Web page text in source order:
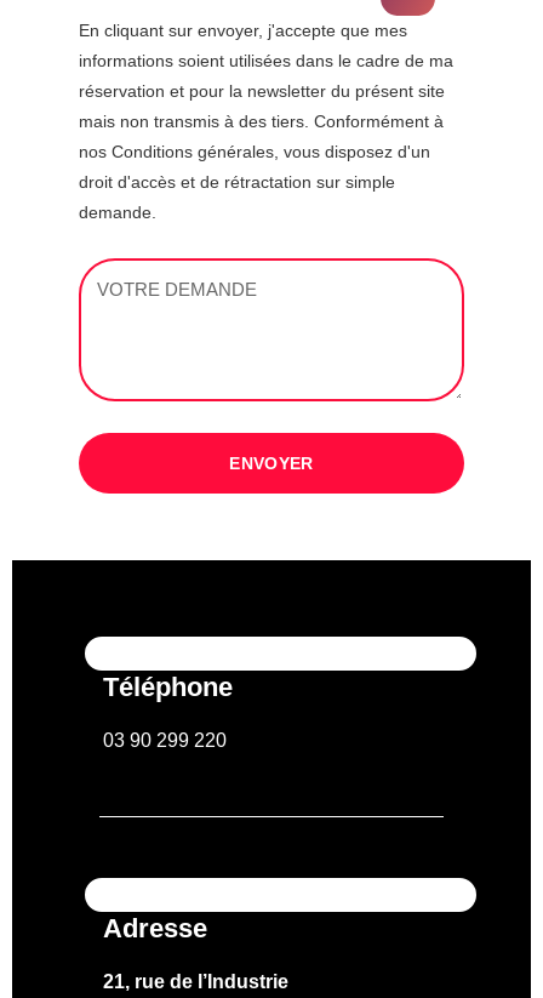
Téléphone
03 90 299 220
Adresse
21, rue de l’Industrie
En cliquant sur envoyer, j'accepte que mes
informations soient utilisées dans le cadre de ma
réservation et pour la newsletter du présent site
mais non transmis à des tiers. Conformément à
nos Conditions générales, vous disposez d'un
droit d'accès et de rétractation sur simple
demande.
ENVOYER